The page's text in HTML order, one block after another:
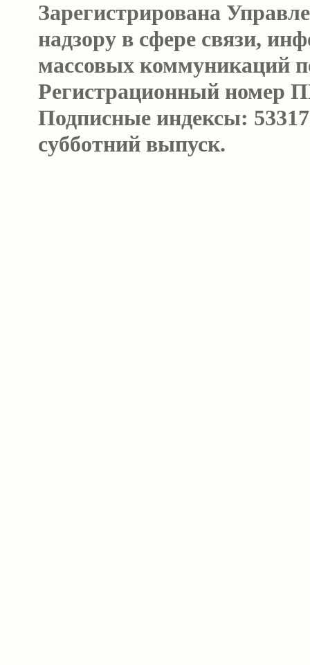
Зарегистрирована
надзору в сфере связи,
массовых коммуникаций
Регистрационный номер
Подписные индексы:
субботний выпуск.